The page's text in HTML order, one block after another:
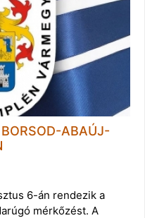
ABAÚJ-
6-án rendezik a
mérkőzést. A